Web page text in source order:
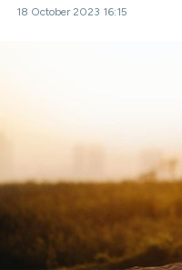
18 October 2023 16:15